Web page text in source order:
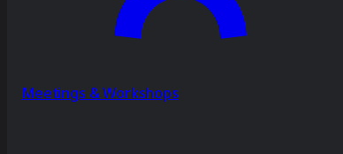
Meetings & Workshops